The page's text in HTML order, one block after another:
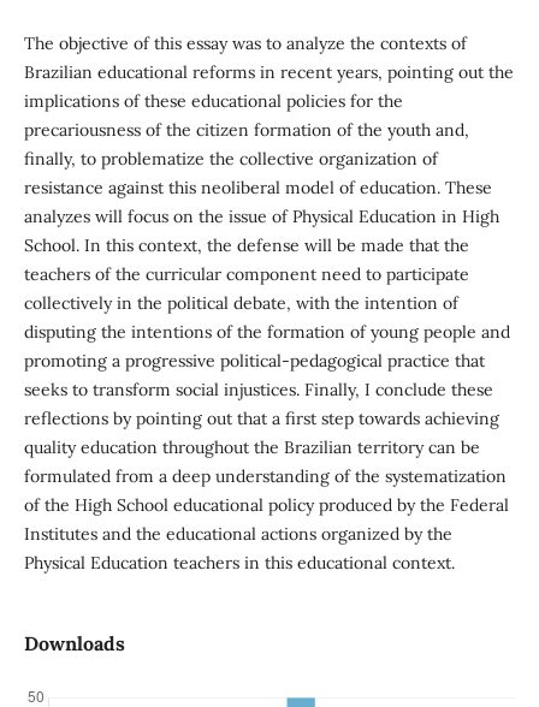
The objective of this essay was to analyze the contexts of
Brazilian educational reforms in recent years, pointing out the
implications of these educational policies for the
precariousness of the citizen formation of the youth and,
finally, to problematize the collective organization of
resistance against this neoliberal model of education. These
analyzes will focus on the issue of Physical Education in High
School. In this context, the defense will be made that the
teachers of the curricular component need to participate
collectively in the political debate, with the intention of
disputing the intentions of the formation of young people and
promoting a progressive political-pedagogical practice that
seeks to transform social injustices. Finally, I conclude these
reflections by pointing out that a first step towards achieving
quality education throughout the Brazilian territory can be
formulated from a deep understanding of the systematization
of the High School educational policy produced by the Federal
Institutes and the educational actions organized by the
Physical Education teachers in this educational context.
Downloads